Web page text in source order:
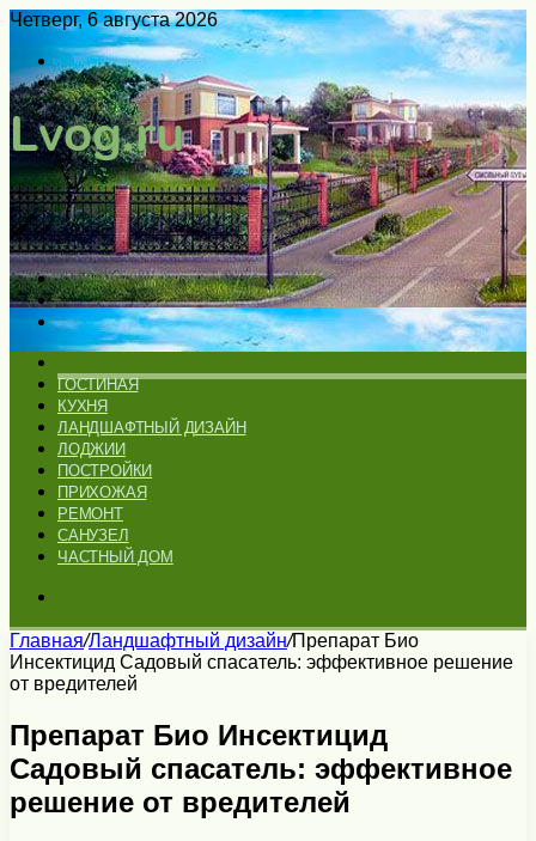
Четверг, 6 августа 2026
Войти
Switch
skin
Меню
Искать
Switch
skin
ГОСТИНАЯ
КУХНЯ
ЛАНДШАФТНЫЙ ДИЗАЙН
ЛОДЖИИ
ПОСТРОЙКИ
ПРИХОЖАЯ
РЕМОНТ
САНУЗЕЛ
ЧАСТНЫЙ ДОМ
Главная/Ландшафтный дизайн/Препарат Био
Инсектицид Садовый спасатель: эффективное решение
от вредителей
Препарат Био Инсектицид
Садовый спасатель: эффективное
решение от вредителей